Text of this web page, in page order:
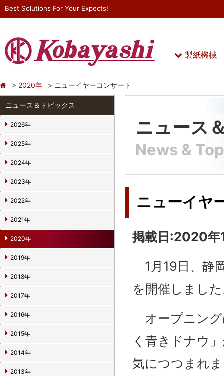
Best Solutions For Your Expects!
製紙機械
2020年 ニューイヤーコンサート
ニュース
News &
ニューイヤ
掲載日:2020年
1月19日、静
を開催しまし
オープニング
く青きドナウ
気につつまれ
ニュース＆トピックス
2026年
2025年
2024年
2023年
2022年
2021年
2020年
2019年
2018年
2017年
2016年
2015年
2014年
2013年